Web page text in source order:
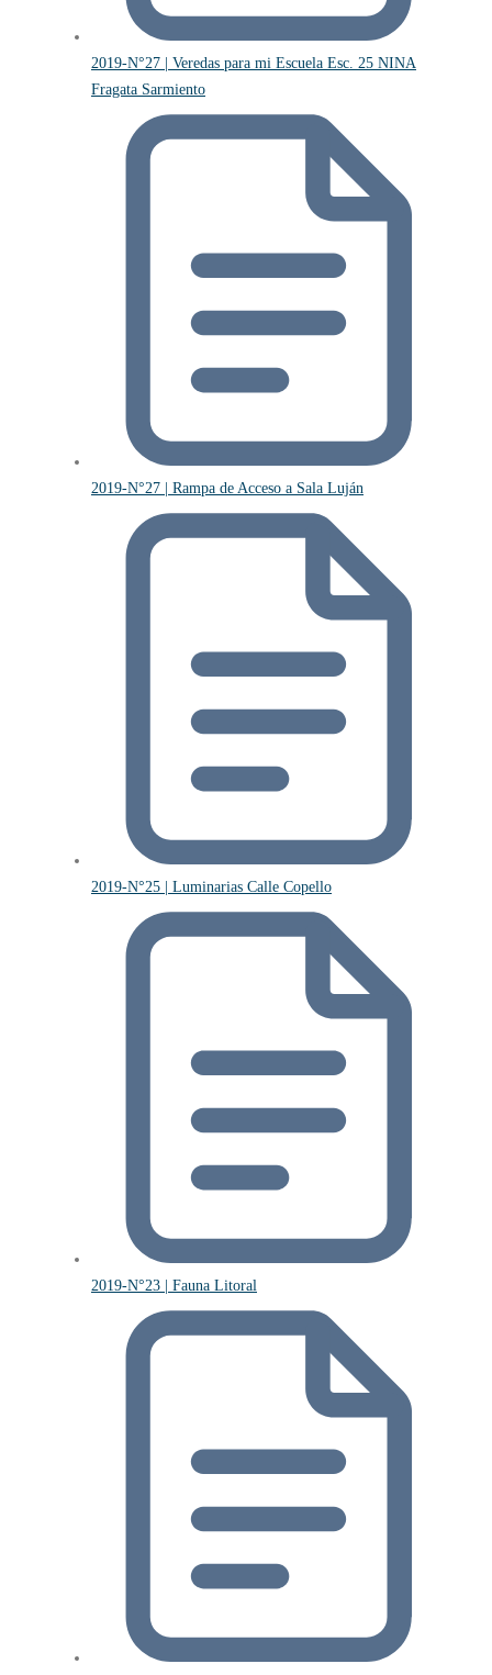
2019-N°27 | Veredas para mi Escuela Esc. 25 NINA
Fragata Sarmiento
2019-N°27 | Rampa de Acceso a Sala Luján
2019-N°25 | Luminarias Calle Copello
2019-N°23 | Fauna Litoral